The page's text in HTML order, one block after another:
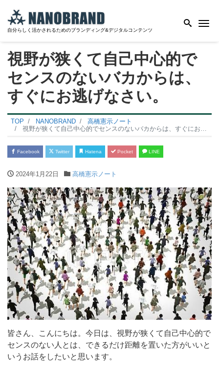
自分らしく活かされるためのブランディング&デジタルコンテンツ
視野が狭くて自己中心的で
センスのないバカからは、
すぐにお逃げなさい。
TOP NANOBRAND
高橋憲示ノート
視野が狭くて自己中心的でセンスのないバカからは、すぐにお逃げなさい。
Facebook Twitter Hatena Pocket LINE
2024年1月22日 高橋憲示ノート
皆さん、こんにちは。今日は、視野が狭くて自己中心的で
センスのない人とは、できるだけ距離を置いた方がいいと
いうお話をしたいと思います。